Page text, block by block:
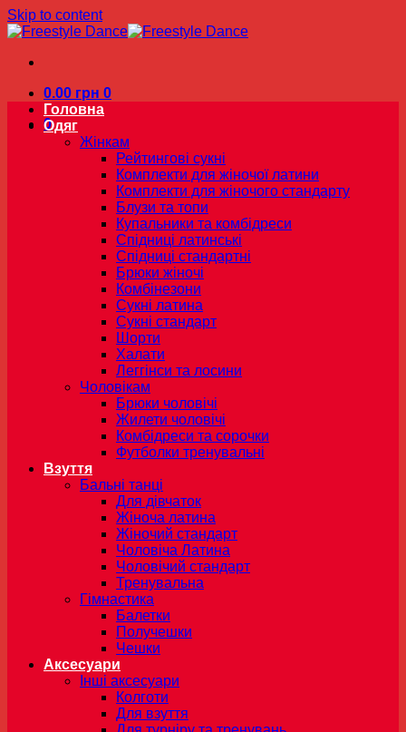
Skip to content
0.00 грн 0
0
Головна
Одяг
Жінкам
Рейтингові сукні
Комплекти для жіночої латини
Комплекти для жіночого стандарту
Блузи та топи
Купальники та комбідреси
Спідниці латинські
Спідниці стандартні
Брюки жіночі
Комбінезони
Сукні латина
Сукні стандарт
Шорти
Халати
Леггінси та лосини
Чоловікам
Брюки чоловічі
Жилети чоловічі
Комбідреси та сорочки
Футболки тренувальні
Взуття
Бальні танці
Для дівчаток
Жіноча латина
Жіночий стандарт
Чоловіча Латина
Чоловічий стандарт
Тренувальна
Гімнастика
Балетки
Получешки
Чешки
Аксесуари
Інші аксесуари
Колготи
Для взуття